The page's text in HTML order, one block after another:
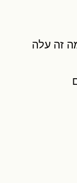
זה עלה